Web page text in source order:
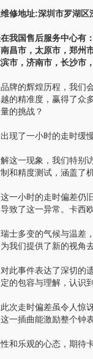
地址:深圳市罗湖区
国售后服务中心有：
昌市，太原市，郑州
市，济南市，长沙市
的辉煌历程，我们会
的精准度，赢得了众
的挑战？
了一小时的走时缓
一现象，我们特别访
和精度测试，涵盖了
小时的走时偏差仍旧
致了这一异常。卡西
多变的气候与温差，
我们提供了新的视角
事件表达了深切的遗
的包容与理解，认识
走时偏差虽令人惊讶
一插曲能激励整个钟
乐观的心态，期待卡